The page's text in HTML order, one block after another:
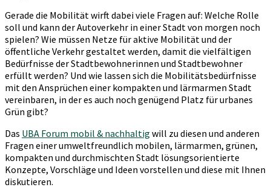
Gerade die Mobilität wirft dabei viele Fragen auf: Welche Rolle
soll und kann der Autoverkehr in einer Stadt von morgen noch
spielen? Wie müssen Netze für aktive Mobilität und der
öffentliche Verkehr gestaltet werden, damit die vielfältigen
Bedürfnisse der Stadtbewohnerinnen und Stadtbewohner
erfüllt werden? Und wie lassen sich die Mobilitätsbedürfnisse
mit den Ansprüchen einer kompakten und lärmarmen Stadt
vereinbaren, in der es auch noch genügend Platz für urbanes
Grün gibt?
Das UBA Forum mobil & nachhaltig will zu diesen und anderen
Fragen einer umweltfreundlich mobilen, lärmarmen, grünen,
kompakten und durchmischten Stadt lösungsorientierte
Konzepte, Vorschläge und Ideen vorstellen und diese mit Ihnen
diskutieren.